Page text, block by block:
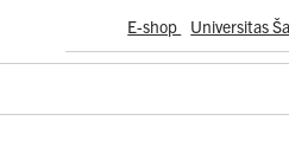
E-shop Universitas